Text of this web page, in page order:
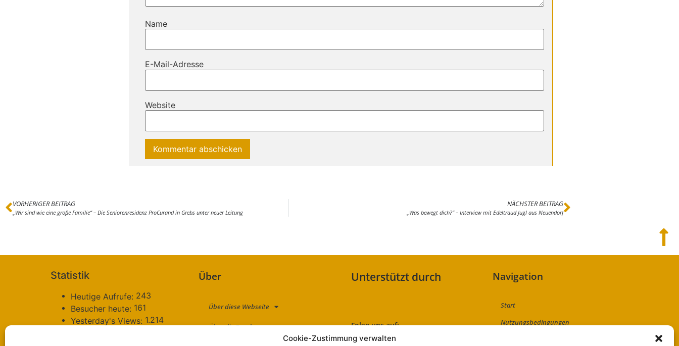
Cookie-Zustimmung verwalten
Name
E-Mail-Adresse
Website
VORHERIGER BEITRAG
„Wir sind wie eine große Familie“ – Die Seniorenresidenz ProCurand in Grebs unter neuer Leitung
NÄCHSTER BEITRAG
„Was bewegt dich?“ – Interview mit Edeltraud Jugl aus Neuendorf
Statistik
Heutige Aufrufe: 243
Besucher heute: 161
Yesterday's Views: 1.214
Über
Über diese Webseite
Über die Zauche
Unterstützt durch
Folge uns auf:
Navigation
Start
Nutzungsbedingungen